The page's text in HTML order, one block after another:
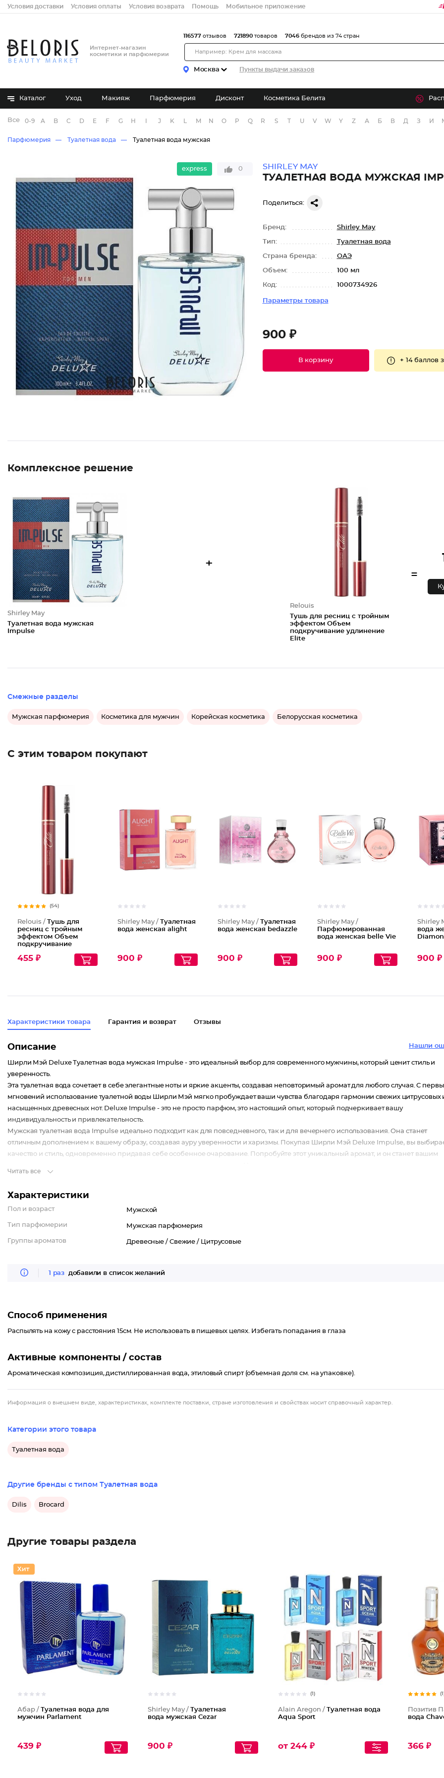
Условия доставки Условия оплаты Условия возврата Помощь Мобильное приложение
Интернет-магазин
косметики и парфюмерии
Москва Пункты выдачи заказов
116577 отзывов 721890 товаров 7046 брендов из 74 стран
Каталог Уход Макияж Парфюмерия Дисконт Косметика Белита
Все бренды
0-9 A B C D E F G H J K M N O P Q R S T U V W Y Z А Б В Д З И
Парфюмерия Туалетная вода Туалетная вода мужская
express 0 SHIRLEY MAY
ТУАЛЕТНАЯ ВОДА МУЖСКАЯ
Поделиться:
Бренд: Shirley May
Тип: Туалетная вода
Страна бренда: ОАЭ
Объем: 100 мл
Код: 1000734926
Параметры товара
900 ₽
В корзину + 14 баллов
Комплексное решение
Shirley May
Туалетная вода мужская
Impulse
+
Relouis
Тушь для ресниц с тройным
эффектом Объем
подкручивание удлинение
Elite
=
Смежные разделы
Мужская парфюмерия Косметика для мужчин Корейская косметика Белорусская косметика
С этим товаром покупают
(54)
Relouis / Тушь для
ресниц с тройным
эффектом Объем
подкручивание
455 ₽
Shirley May / Туалетная
вода женская alight
900 ₽
Shirley May / Туалетная
вода женская bedazzle
900 ₽
Shirley May /
Парфюмированная
вода женская belle Vie
900 ₽
Shirley
вода
900 ₽
Характеристики товара Гарантия и возврат Отзывы
Нашли
Описание
Ширли Мэй Deluxe Туалетная вода мужская Impulse - это идеальный выбор для современного мужчины, который ценит стиль и
уверенность.
Эта туалетная вода сочетает в себе элегантные ноты и яркие акценты, создавая неповторимый аромат для любого случая. С
мгновений использование туалетной воды Ширли Мэй мягко пробуждает ваши чувства благодаря гармонии свежих цитрусовых
насыщенных древесных нот. Deluxe Impulse - это не просто парфюм, это настоящий опыт, который подчеркивает вашу
индивидуальность и привлекательность.
Мужская туалетная вода Impulse идеально подходит как для повседневного, так и для вечернего использования. Она станет
отличным дополнением к вашему образу, создавая ауру уверенности и харизмы. Покупая Ширли Мэй Deluxe Impulse, вы
качество и стиль, одновременно придавая себе особенное очарование. Попробуйте этот уникальный аромат, и он станет вашим
Читать все
Характеристики
Пол и возраст Мужской
Тип парфюмерии Мужская парфюмерия
Группы ароматов Древесные / Свежие / Цитрусовые
1 раз добавили в список желаний
Способ применения
Распылять на кожу с расстояния 15см. Не использовать в пищевых целях. Избегать попадания в глаза
Активные компоненты / состав
Ароматическая композиция, дистиллированная вода, этиловый спирт (объемная доля см. на упаковке).
Информация о внешнем виде, характеристиках, комплекте поставки, стране изготовления и свойствах носит справочный характер.
Категории этого товара
Туалетная вода
Другие бренды с типом Туалетная вода
Dilis Brocard
Другие товары раздела
Абар / Туалетная вода для
мужчин Parlament
439 ₽
Shirley May / Туалетная
вода мужская Cezar
900 ₽
(1)
Alain Aregon / Туалетная вода
Aqua Sport
от 244 ₽
Позитив
вода
366 ₽